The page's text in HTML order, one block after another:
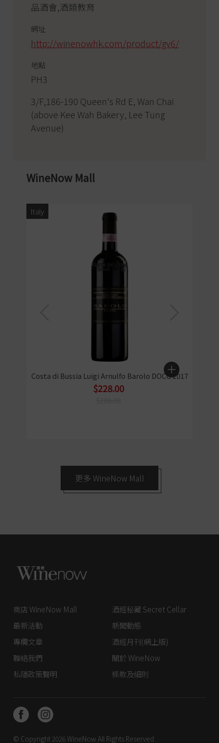
品酒會,酒類教育
網址
http://winenowhk.com/product/gv6/
地點
PH3
3/F,186-190 Queen's Rd E, Wan Chai
(above Kee Wah Bakery, Lee Tung
Avenue)
WineNow Mall
Italy
Costa di Bussia Luigi Arnulfo Barolo DOCG 2017
$228.00
更多 WineNow Mall
商店 WineNow Mall
酒經秘藏 Secret Cellar
最新活動
新聞動態
專欄文章
酒經月刊(網上版)
聯絡我們
關於 WineNow
私隱政策聲明
條款及細則
© Copyright 2026WineNow All Rights Reserved